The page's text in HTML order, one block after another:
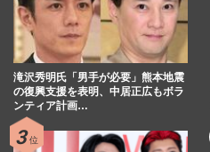
滝沢秀明氏「男手が必要」熊本地震
の復興支援を表明、中居正広もボラ
ンティア計画…